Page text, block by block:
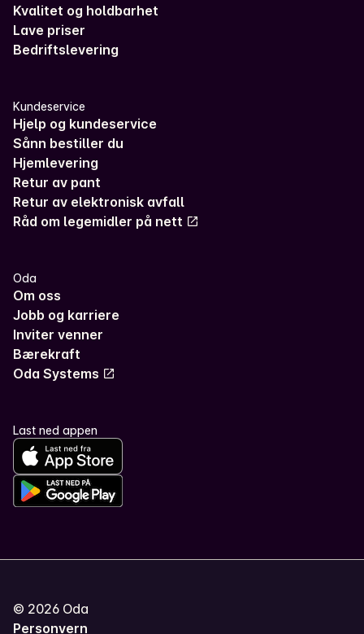
Kvalitet og holdbarhet
Lave priser
Bedriftslevering
Kundeservice
Hjelp og kundeservice
Sånn bestiller du
Hjemlevering
Retur av pant
Retur av elektronisk avfall
Råd om legemidler på nett
Oda
Om oss
Jobb og karriere
Inviter venner
Bærekraft
Oda Systems
Last ned appen
© 2026 Oda
Personvern